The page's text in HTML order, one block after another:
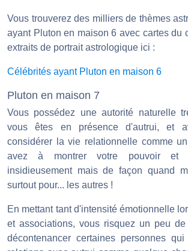
Vous trouverez des milliers de thèmes
ayant Pluton en maison 6 avec cartes du
extraits de portrait astrologique ici :
Célébrités ayant Pluton en maison 6
Pluton en maison 7
Vous possédez une autorité naturelle
vous êtes en présence d'autrui, et
considérer la vie relationnelle comme
avez à montrer votre pouvoir et
insidieusement mais de façon quand
surtout pour... les autres !
En mettant tant d'intensité émotionnelle
et associations, vous risquez un peu
décontenancer certaines personnes